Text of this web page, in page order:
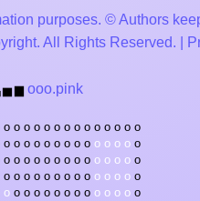
purposes. © Authors
All Rights Reserved. |
▅ ▆ ooo.pink
o o o o o o o o o o o o o o
o o o o o o o o o o o o o o
o o o o o o o o o o o o o o
o o o o o o o o o o o o o o
o o o o o o o o o o o o o o